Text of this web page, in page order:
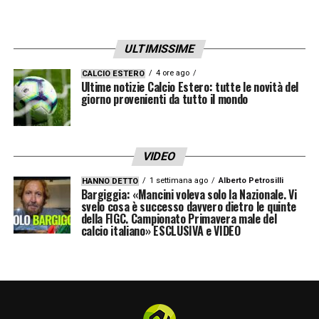
ULTIMISSIME
CALCIO ESTERO 4 ore ago
Ultime notizie Calcio Estero: tutte le novità del
giorno provenienti da tutto il mondo
VIDEO
HANNO DETTO 1 settimana ago Alberto Petrosilli
Bargiggia: «Mancini voleva solo la Nazionale. Vi
svelo cosa è successo davvero dietro le quinte
della FIGC. Campionato Primavera male del
calcio italiano» ESCLUSIVA e VIDEO